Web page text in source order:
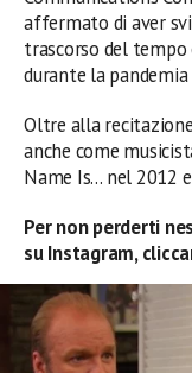
affermato di aver
trascorso del
durante la pandemia
Oltre alla
anche come
Name Is… nel 2012
Per non perderti
su Instagram,